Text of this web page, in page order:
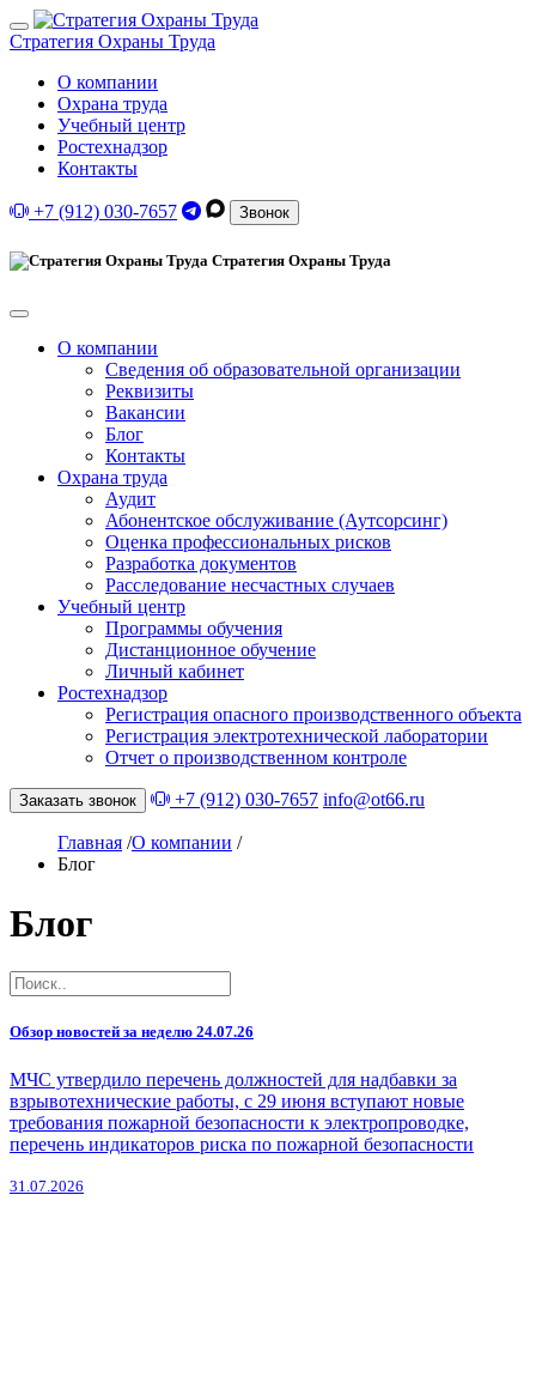
Стратегия Охраны Труда
О компании
Охрана труда
Учебный центр
Ростехнадзор
Контакты
+7 (912) 030-7657 Звонок
Стратегия Охраны Труда
О компании
Сведения об образовательной организации
Реквизиты
Вакансии
Блог
Контакты
Охрана труда
Аудит
Абонентское обслуживание (Аутсорсинг)
Оценка профессиональных рисков
Разработка документов
Расследование несчастных случаев
Учебный центр
Программы обучения
Дистанционное обучение
Личный кабинет
Ростехнадзор
Регистрация опасного производственного объекта
Регистрация электротехнической лаборатории
Отчет о производственном контроле
Заказать звонок +7 (912) 030-7657 info@ot66.ru
Главная /О компании /
Блог
Блог
Обзор новостей за неделю 24.07.26
МЧС утвердило перечень должностей для надбавки за
взрывотехнические работы, с 29 июня вступают новые
требования пожарной безопасности к электропроводке,
перечень индикаторов риска по пожарной безопасности
31.07.2026